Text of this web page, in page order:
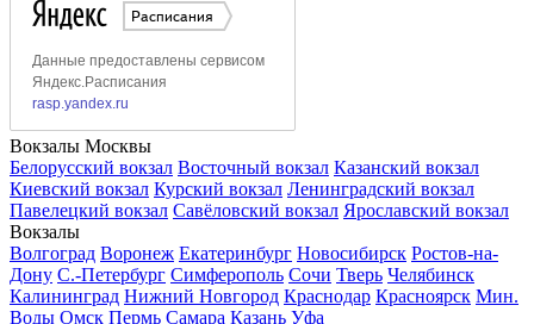
Вокзалы Москвы
Белорусский вокзал Восточный вокзал Казанский вокзал
Киевский вокзал Курский вокзал Ленинградский вокзал
Павелецкий вокзал Савёловский вокзал Ярославский вокзал
Вокзалы
Волгоград Воронеж Екатеринбург Новосибирск Ростов-на-
Дону С.-Петербург Симферополь Сочи Тверь Челябинск
Калининград Нижний Новгород Краснодар Красноярск Мин.
Воды Омск Пермь Самара Казань Уфа